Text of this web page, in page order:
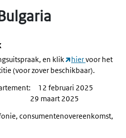
en klik hiervoor het
(voor zover beschikbaar).
12 februari 2025
29 maart 2025
consumentenovereenkomst,